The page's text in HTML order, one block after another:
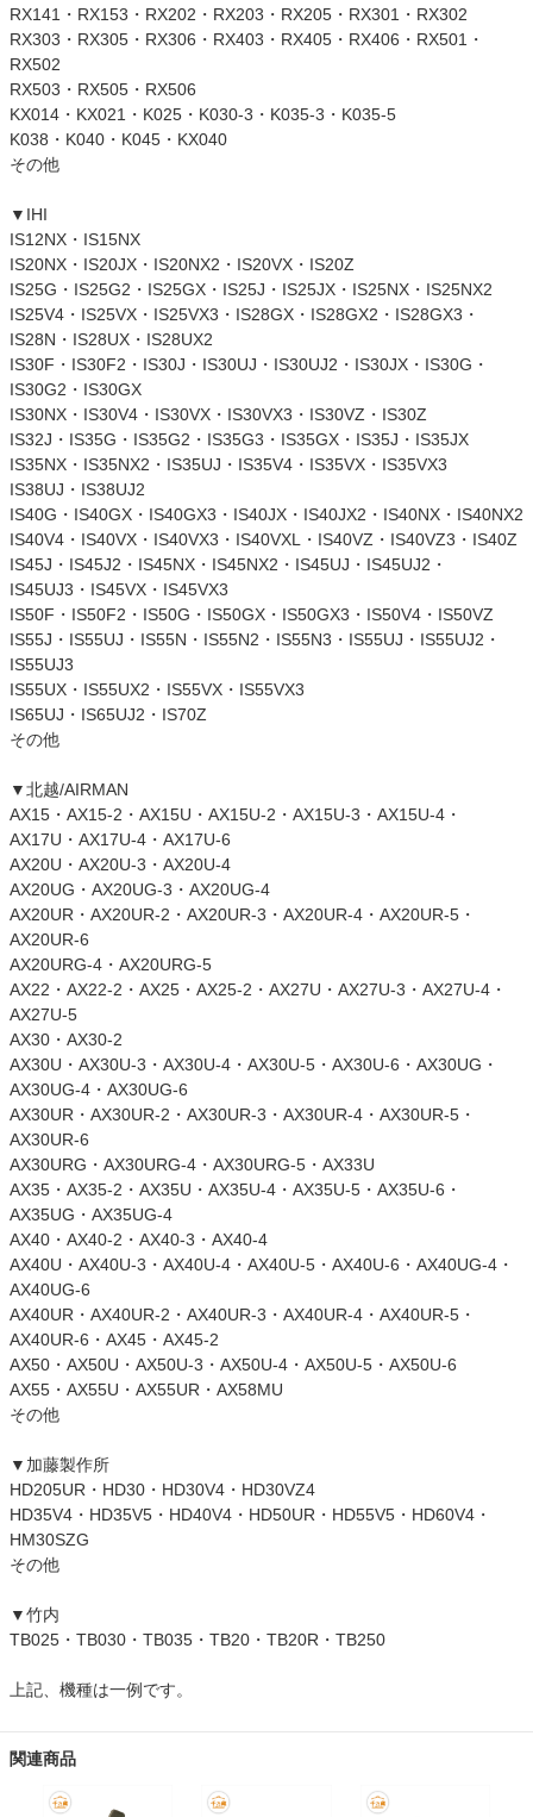
RX141・RX153・RX202・RX203・RX205・RX301・RX302
RX303・RX305・RX306・RX403・RX405・RX406・RX501・
RX502
RX503・RX505・RX506
KX014・KX021・K025・K030-3・K035-3・K035-5
K038・K040・K045・KX040
その他
▼IHI
IS12NX・IS15NX
IS20NX・IS20JX・IS20NX2・IS20VX・IS20Z
IS25G・IS25G2・IS25GX・IS25J・IS25JX・IS25NX・IS25NX2
IS25V4・IS25VX・IS25VX3・IS28GX・IS28GX2・IS28GX3・
IS28N・IS28UX・IS28UX2
IS30F・IS30F2・IS30J・IS30UJ・IS30UJ2・IS30JX・IS30G・
IS30G2・IS30GX
IS30NX・IS30V4・IS30VX・IS30VX3・IS30VZ・IS30Z
IS32J・IS35G・IS35G2・IS35G3・IS35GX・IS35J・IS35JX
IS35NX・IS35NX2・IS35UJ・IS35V4・IS35VX・IS35VX3
IS38UJ・IS38UJ2
IS40G・IS40GX・IS40GX3・IS40JX・IS40JX2・IS40NX・IS40NX2
IS40V4・IS40VX・IS40VX3・IS40VXL・IS40VZ・IS40VZ3・IS40Z
IS45J・IS45J2・IS45NX・IS45NX2・IS45UJ・IS45UJ2・
IS45UJ3・IS45VX・IS45VX3
IS50F・IS50F2・IS50G・IS50GX・IS50GX3・IS50V4・IS50VZ
IS55J・IS55UJ・IS55N・IS55N2・IS55N3・IS55UJ・IS55UJ2・
IS55UJ3
IS55UX・IS55UX2・IS55VX・IS55VX3
IS65UJ・IS65UJ2・IS70Z
その他
▼北越/AIRMAN
AX15・AX15-2・AX15U・AX15U-2・AX15U-3・AX15U-4・
AX17U・AX17U-4・AX17U-6
AX20U・AX20U-3・AX20U-4
AX20UG・AX20UG-3・AX20UG-4
AX20UR・AX20UR-2・AX20UR-3・AX20UR-4・AX20UR-5・
AX20UR-6
AX20URG-4・AX20URG-5
AX22・AX22-2・AX25・AX25-2・AX27U・AX27U-3・AX27U-4・
AX27U-5
AX30・AX30-2
AX30U・AX30U-3・AX30U-4・AX30U-5・AX30U-6・AX30UG・
AX30UG-4・AX30UG-6
AX30UR・AX30UR-2・AX30UR-3・AX30UR-4・AX30UR-5・
AX30UR-6
AX30URG・AX30URG-4・AX30URG-5・AX33U
AX35・AX35-2・AX35U・AX35U-4・AX35U-5・AX35U-6・
AX35UG・AX35UG-4
AX40・AX40-2・AX40-3・AX40-4
AX40U・AX40U-3・AX40U-4・AX40U-5・AX40U-6・AX40UG-4・
AX40UG-6
AX40UR・AX40UR-2・AX40UR-3・AX40UR-4・AX40UR-5・
AX40UR-6・AX45・AX45-2
AX50・AX50U・AX50U-3・AX50U-4・AX50U-5・AX50U-6
AX55・AX55U・AX55UR・AX58MU
その他
▼加藤製作所
HD205UR・HD30・HD30V4・HD30VZ4
HD35V4・HD35V5・HD40V4・HD50UR・HD55V5・HD60V4・
HM30SZG
その他
▼竹内
TB025・TB030・TB035・TB20・TB20R・TB250
上記、機種は一例です。
関連商品